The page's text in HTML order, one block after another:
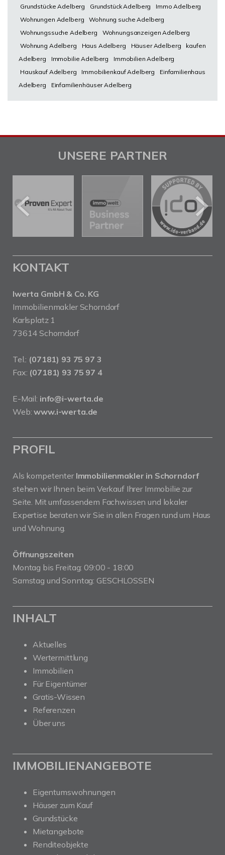
Grundstücke Adelberg
Grundstück Adelberg
Immo Adelberg
Wohnungen Adelberg
Wohnung suche Adelberg
Wohnungssuche Adelberg
Wohnungsanzeigen Adelberg
Wohnung Adelberg
Haus Adelberg Häuser Adelberg
kaufen
Adelberg
Immobilie Adelberg
Immobilien Adelberg
Hauskauf Adelberg
Immobilienkauf Adelberg
Einfamilienhaus
Adelberg
Einfamilienhäuser Adelberg
UNSERE PARTNER
KONTAKT
Iwerta GmbH & Co. KG
Immobilienmakler Schorndorf
Karlsplatz 1
73614 Schorndorf
Tel.: (07181) 93 75 97 3
Fax: (07181) 93 75 97 4
E-Mail: info@i-werta.de
Web:www.i-werta.de
PROFIL
Als kompetenter Immobilienmakler in Schorndorf
stehen wir Ihnen beim Verkauf Ihrer Immobilie zur
Seite. Mit umfassendem Fachwissen und lokaler
Expertise beraten wir Sie in allen Fragen rund um Haus
und Wohnung.
Öffnungszeiten
Montag bis Freitag: 09:00 - 18:00
Samstag und Sonntag: GESCHLOSSEN
INHALT
Aktuelles
Wertermittlung
Immobilien
Für Eigentümer
Gratis-Wissen
Referenzen
Über uns
IMMOBILIENANGEBOTE
Eigentumswohnungen
Häuser zum Kauf
Grundstücke
Mietangebote
Renditeobjekte